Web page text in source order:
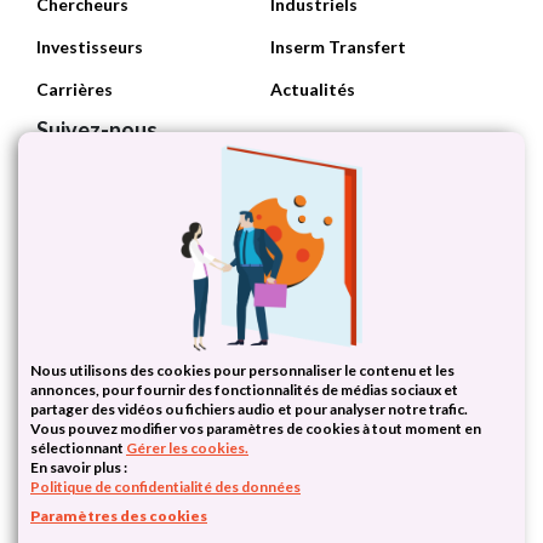
Investisseurs Inserm Transfert
Carrières Actualités
Suivez-nous
Suivez l'Inserm
PariSanté Campus - 10 Rue d'Oradour-sur-Glane - 75015 Paris - France
Tel : (+33)1 55 03 01 00
Nous utilisons des cookies pour personnaliser le contenu et les
annonces, pour fournir des fonctionnalités de médias sociaux et
partager des vidéos ou fichiers audio et pour analyser notre trafic.
Vous pouvez modifier vos paramètres de cookies à tout moment en
sélectionnant Gérer les cookies.
En savoir plus :
Politique de confidentialité des données
Paramètres des cookies